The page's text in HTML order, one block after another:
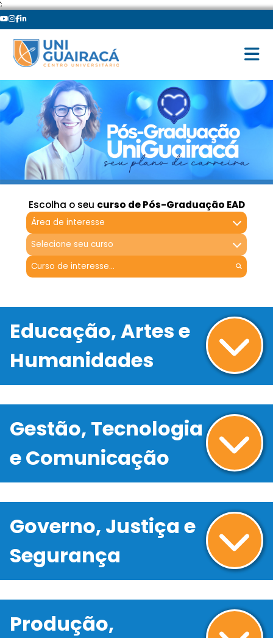
';
Escolha o seu curso de Pós-Graduação EAD
Área de interesse
Selecione seu curso
Educação, Artes e
Humanidades
Gestão, Tecnologia
e Comunicação
Governo, Justiça e
Segurança
Produção,